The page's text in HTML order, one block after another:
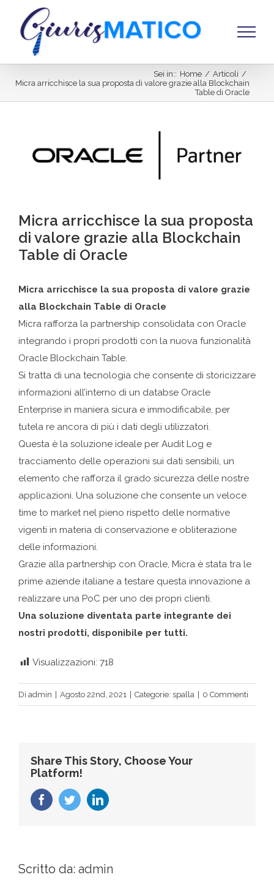
contenuto
Sei in:: Home / Articoli /
Micra arricchisce la sua proposta di valore grazie alla Blockchain
Table di Oracle
Micra arricchisce la sua proposta
di valore grazie alla Blockchain
Table di Oracle
Micra arricchisce la sua proposta di valore grazie
alla Blockchain Table di Oracle
Micra rafforza la partnership consolidata con Oracle
integrando i propri prodotti con la nuova funzionalità
Oracle Blockchain Table.
Si tratta di una tecnologia che consente di storicizzare
informazioni all’interno di un databse Oracle
Enterprise in maniera sicura e immodificabile, per
tutela re ancora di più i dati degli utilizzatori.
Questa è la soluzione ideale per Audit Log e
tracciamento delle operazioni sui dati sensibili, un
elemento che rafforza il grado sicurezza delle nostre
applicazioni. Una soluzione che consente un veloce
time to market nel pieno rispetto delle normative
vigenti in materia di conservazione e obliterazione
delle informazioni.
Grazie alla partnership con Oracle, Micra è stata tra le
prime aziende italiane a testare questa innovazione a
realizzare una PoC per uno dei propri clienti.
Una soluzione diventata parte integrante dei
nostri prodotti, disponibile per tutti.
Visualizzazioni: 718
Di admin Agosto 22nd, 2021 Categorie: spalla 0 Commenti
Share This Story, Choose Your
Platform!
FacebookTwitterLinkedIn
Scritto da: admin